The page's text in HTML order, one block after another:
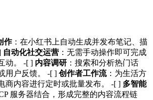
作：在小红书上自动生成并发布笔记、描
自动化社交运营 ：无需手动操作即可完成
动。 -[ ] 内容调研 ：搜索和分析热门话
用户反馈。 -[ ] 创作者工作流：为生活方
商内容进行定时或批量发布。 -[ ] 多智能
服务器结合，形成完整的内容流程链